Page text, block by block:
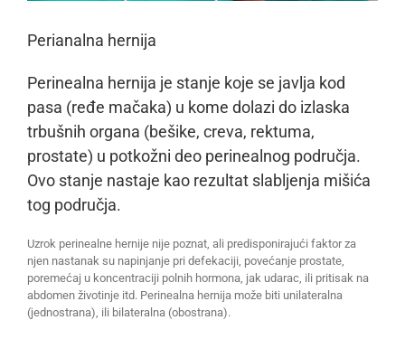
Perianalna hernija
Perinealna hernija je stanje koje se javlja kod
pasa (ređe mačaka) u kome dolazi do izlaska
trbušnih organa (bešike, creva, rektuma,
prostate) u potkožni deo perinealnog područja.
Ovo stanje nastaje kao rezultat slabljenja mišića
tog područja.
Uzrok perinealne hernije nije poznat, ali predisponirajući faktor za
njen nastanak su napinjanje pri defekaciji, povećanje prostate,
poremećaj u koncentraciji polnih hormona, jak udarac, ili pritisak na
abdomen životinje itd. Perinealna hernija može biti unilateralna
(jednostrana), ili bilateralna (obostrana).